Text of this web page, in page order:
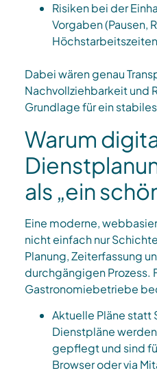
Risiken bei der
Vorgaben (Pausen,
Dabei wären genau
Nachvollziehbarkeit und
Grundlage für ein
Warum
als „ein
Eine moderne,
nicht einfach nur
Planung, Zeiterfassung
durchgängigen Prozess.
Gastronomiebetriebe
Aktuelle Pläne statt
Dienstpläne
gepflegt und sind
Browser oder via